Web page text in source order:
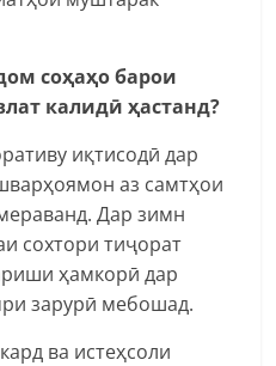
соҳаҳо барои
калидӣ ҳастанд?
иқтисодӣ дар
аз самтҳои
Дар зимн
сохтори тиҷорат
ҳамкорӣ дар
зарурӣ мебошад.
ва истеҳсоли